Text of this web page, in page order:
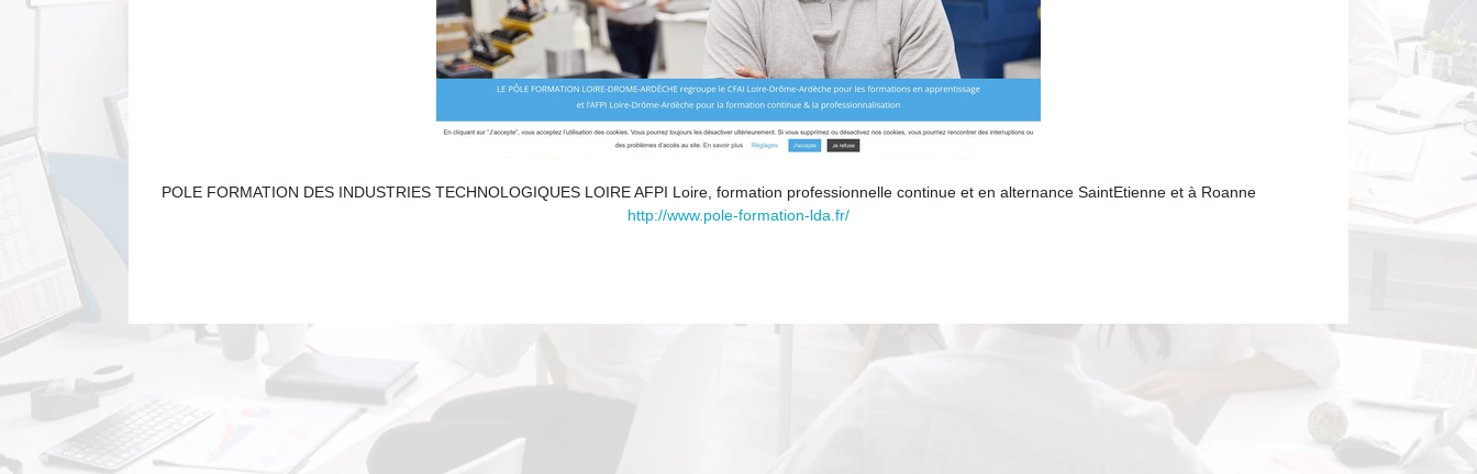
POLE FORMATION DES INDUSTRIES TECHNOLOGIQUES LOIRE AFPI Loire, formation professionnelle continue et en alternance SaintEtienne et à Roanne
http://www.pole-formation-lda.fr/